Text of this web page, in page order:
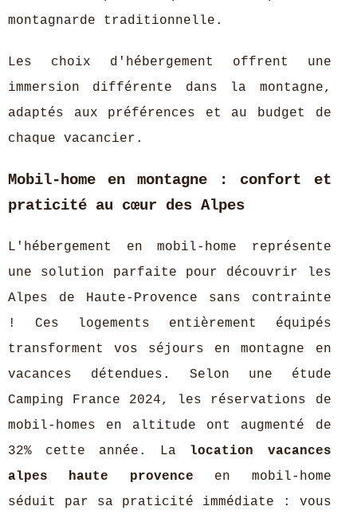
montagnarde traditionnelle.
Les choix d'hébergement offrent une
immersion différente dans la montagne,
adaptés aux préférences et au budget de
chaque vacancier.
Mobil-home en montagne : confort et
praticité au cœur des Alpes
L'hébergement en mobil-home représente
une solution parfaite pour découvrir les
Alpes de Haute-Provence sans contrainte
! Ces logements entièrement équipés
transforment vos séjours en montagne en
vacances détendues. Selon une étude
Camping France 2024, les réservations de
mobil-homes en altitude ont augmenté de
32% cette année. La
location vacances
alpes haute provence en mobil-home
séduit par sa praticité immédiate : vous